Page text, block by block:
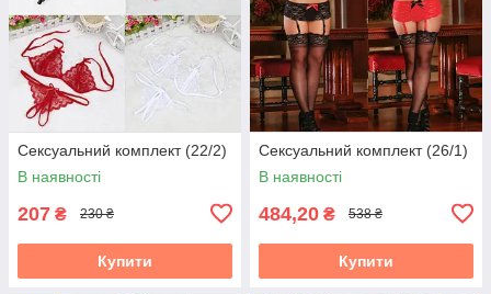
Сексуальний комплект (22/2)
В наявності
207 ₴ 230 ₴
Купити
Сексуальний комплект (26/1)
В наявності
484,20 ₴ 538 ₴
Купити